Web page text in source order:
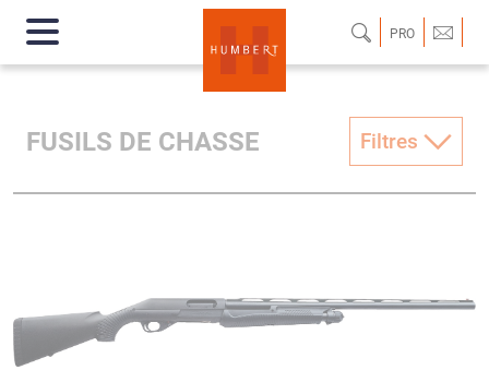
PRO
FUSILS DE CHASSE Filtres